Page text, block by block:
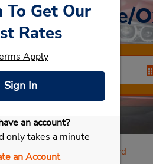
Hueneme/
meu carro
To Get Our
Rates
Apply
Sign In
an account?
only takes a minute
an Account
Porto Hueneme/Oxnard